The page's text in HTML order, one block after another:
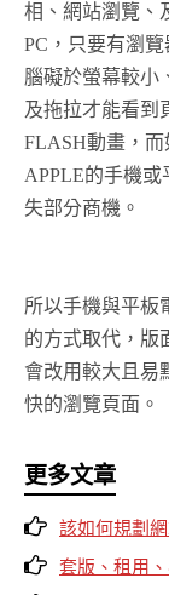
相、網站瀏覽、
PC，只要有瀏
腦礙於螢幕較小
及拖拉才能看到
FLASH動畫，
APPLE的手機
失部分商機。
所以手機與平板
的方式取代，版
會改用較大且易
快的瀏覽頁面。
更多文章
該如何規劃
套版、租用